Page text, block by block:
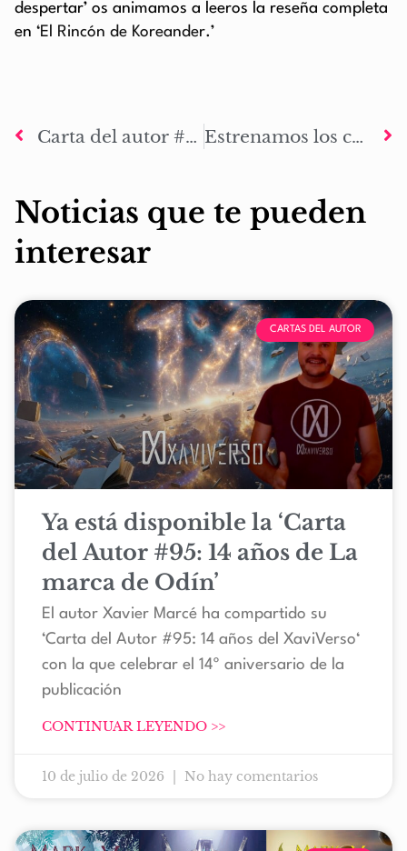
despertar’ os animamos a leeros la reseña completa
en ‘El Rincón de Koreander.’
Carta del autor #05: El primer DLC para un libro Estrenamos los contenido de nivel 1 con ‘Jack Preston: El precio de los sacrificios’
Noticias que te pueden
interesar
CARTAS DEL AUTOR
Ya está disponible la ‘Carta
del Autor #95: 14 años de La
marca de Odín’
El autor Xavier Marcé ha compartido su
‘Carta del Autor #95: 14 años del XaviVerso‘
con la que celebrar el 14º aniversario de la
publicación
CONTINUAR LEYENDO >>
10 de julio de 2026 No hay comentarios